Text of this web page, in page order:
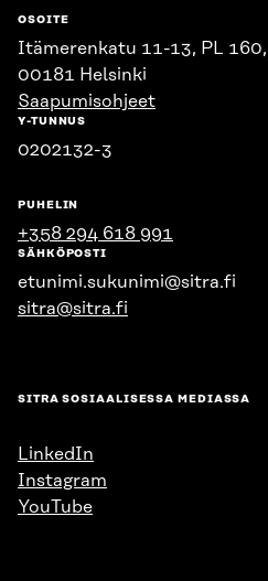
OSOITE
Itämerenkatu 11-13, PL 160,
00181 Helsinki
Saapumisohjeet
Y-TUNNUS
0202132-3
PUHELIN
+358 294 618 991
SÄHKÖPOSTI
etunimi.sukunimi@sitra.fi
sitra@sitra.fi
SITRA SOSIAALISESSA MEDIASSA
LinkedIn
Instagram
YouTube